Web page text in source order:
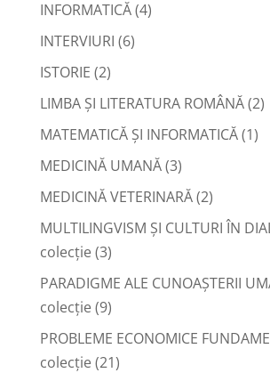
INFORMATICĂ(4)
INTERVIURI (6)
ISTORIE (2)
LIMBA ŞI LITERATURA ROMÂNĂ(2)
MATEMATICĂ ŞI INFORMATICĂ(1)
MEDICINĂ UMANĂ(3)
MEDICINĂ VETERINARĂ(2)
MULTILINGVISM ȘI CULTURI ÎN
colecție(3)
PARADIGME ALE CUNOAȘTERII
colecție(9)
PROBLEME ECONOMICE
colecție(21)